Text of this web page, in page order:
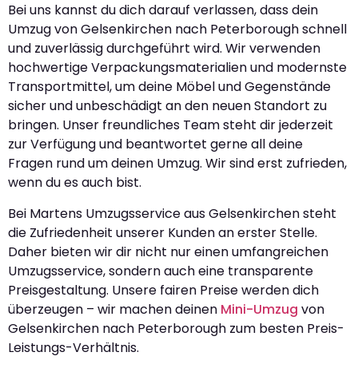
Bei uns kannst du dich darauf verlassen, dass dein
Umzug von Gelsenkirchen nach Peterborough schnell
und zuverlässig durchgeführt wird. Wir verwenden
hochwertige Verpackungsmaterialien und modernste
Transportmittel, um deine Möbel und Gegenstände
sicher und unbeschädigt an den neuen Standort zu
bringen. Unser freundliches Team steht dir jederzeit
zur Verfügung und beantwortet gerne all deine
Fragen rund um deinen Umzug. Wir sind erst zufrieden,
wenn du es auch bist.
Bei Martens Umzugsservice aus Gelsenkirchen steht
die Zufriedenheit unserer Kunden an erster Stelle.
Daher bieten wir dir nicht nur einen umfangreichen
Umzugsservice, sondern auch eine transparente
Preisgestaltung. Unsere fairen Preise werden dich
überzeugen – wir machen deinen Mini-Umzug von
Gelsenkirchen nach Peterborough zum besten Preis-
Leistungs-Verhältnis.